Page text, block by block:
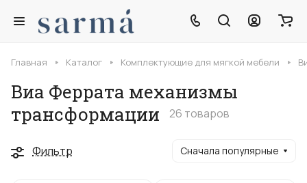
Главная Каталог Комплектующие для мягкой мебели
Виа Феррата механизмы
трансформации
26 товаров
Фильтр Сначала популярные